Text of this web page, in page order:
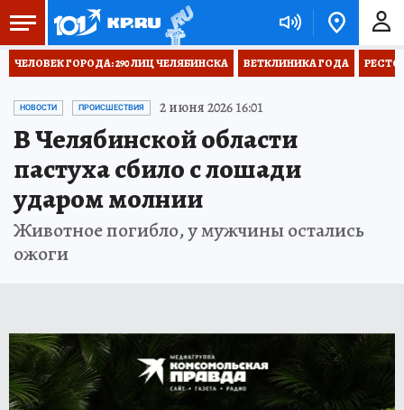
ЧЕЛОВЕК ГОРОДА: 290 ЛИЦ ЧЕЛЯБИНСКА ВЕТКЛИНИКА ГОДА
НОВОСТИ ПРОИСШЕСТВИЯ 2 июня 2026 16:01
В Челябинской области
пастуха сбило с лошади
ударом молнии
Животное погибло, у мужчины остались
ожоги